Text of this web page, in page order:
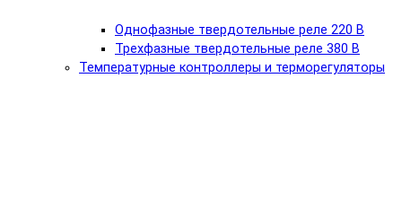
Однофазные твердотельные реле 220 В
Трехфазные твердотельные реле 380 В
Температурные контроллеры и терморегуляторы